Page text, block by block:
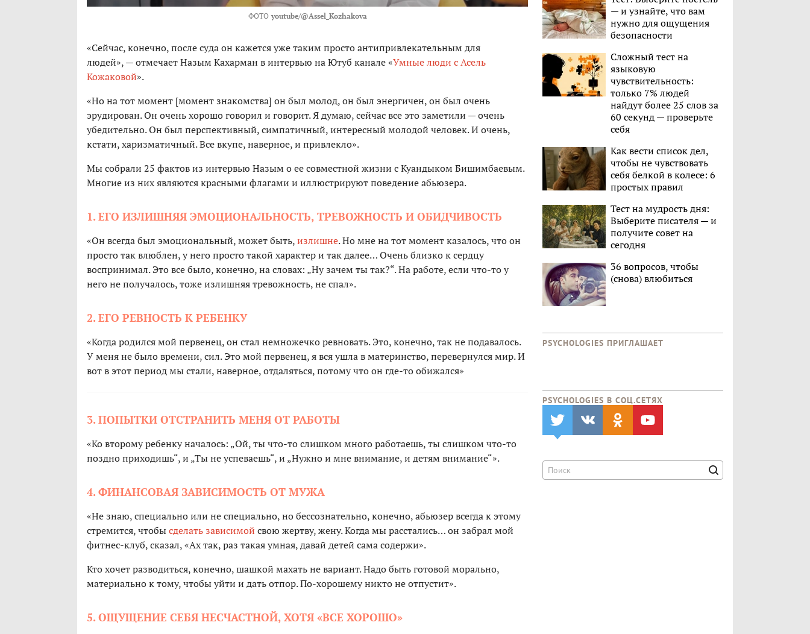
ФОТО youtube/@Assel_Kozhakova
«Сейчас, конечно, после суда он кажется уже таким просто антипривлекательным для
людей», — отмечает Назым Кахарман в интервью на Ютуб канале «Умные люди с Асель
Кожаковой».
«Но на тот момент [момент знакомства] он был молод, он был энергичен, он был очень
эрудирован. Он очень хорошо говорил и говорит. Я думаю, сейчас все это заметили — очень
убедительно. Он был перспективный, симпатичный, интересный молодой человек. И очень,
кстати, харизматичный. Все вкупе, наверное, и привлекло».
Мы собрали 25 фактов из интервью Назым о ее совместной жизни с Куандыком Бишимбаевым.
Многие из них являются красными флагами и иллюстрируют поведение абьюзера.
1. ЕГО ИЗЛИШНЯЯ ЭМОЦИОНАЛЬНОСТЬ, ТРЕВОЖНОСТЬ И ОБИДЧИВОСТЬ
«Он всегда был эмоциональный, может быть,излишне. Но мне на тот момент казалось, что он
просто так влюблен, у него просто такой характер и так далее… Очень близко к сердцу
воспринимал. Это все было, конечно, на словах: „Ну зачем ты так?“. На работе, если что-то у
него не получалось, тоже излишняя тревожность, не спал».
2. ЕГО РЕВНОСТЬ К РЕБЕНКУ
«Когда родился мой первенец, он стал немножечко ревновать. Это, конечно, так не подавалось.
У меня не было времени, сил. Это мой первенец, я вся ушла в материнство, перевернулся мир. И
вот в этот период мы стали, наверное, отдаляться, потому что он где-то обижался»
3. ПОПЫТКИ ОТСТРАНИТЬ МЕНЯ ОТ РАБОТЫ
«Ко второму ребенку началось: „Ой, ты что-то слишком много работаешь, ты слишком что-то
поздно приходишь“, и „Ты не успеваешь“, и „Нужно и мне внимание, и детям внимание“».
4. ФИНАНСОВАЯ ЗАВИСИМОСТЬ ОТ МУЖА
«Не знаю, специально или не специально, но бессознательно, конечно, абьюзер всегда к этому
стремится, чтобысделать зависимой свою жертву, жену. Когда мы расстались… он забрал мой
фитнес-клуб, сказал, «Ах так, раз такая умная, давай детей сама содержи».
Кто хочет разводиться, конечно, шашкой махать не вариант. Надо быть готовой морально,
материально к тому, чтобы уйти и дать отпор. По-хорошему никто не отпустит».
5. ОЩУЩЕНИЕ СЕБЯ НЕСЧАСТНОЙ, ХОТЯ «ВСЕ ХОРОШО»
— и узнайте, что вам
нужно для ощущения
безопасности
Сложный тест на
языковую
чувствительность:
только 7% людей
найдут более 25 слов за
60 секунд — проверьте
себя
Как вести список дел,
чтобы не чувствовать
себя белкой в колесе: 6
простых правил
Тест на мудрость дня:
Выберите писателя — и
получите совет на
сегодня
36 вопросов, чтобы
(снова) влюбиться
PSYCHOLOGIES ПРИГЛАШАЕТ
PSYCHOLOGIES В CОЦ.СЕТЯХ